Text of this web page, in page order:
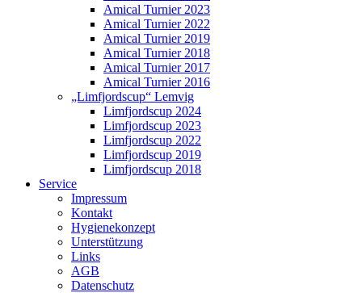
Amical Turnier 2023
Amical Turnier 2022
Amical Turnier 2019
Amical Turnier 2018
Amical Turnier 2017
Amical Turnier 2016
„Limfjordscup“ Lemvig
Limfjordscup 2024
Limfjordscup 2023
Limfjordscup 2022
Limfjordscup 2019
Limfjordscup 2018
Service
Impressum
Kontakt
Hygienekonzept
Unterstützung
Links
AGB
Datenschutz